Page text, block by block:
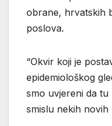
obrane, hrvatskih
poslova.
“Okvir koji je
epidemiološkog
smo uvjereni da
smislu nekih novih